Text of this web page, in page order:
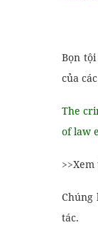
Bọn
của
The
of law
Chúng
tác.